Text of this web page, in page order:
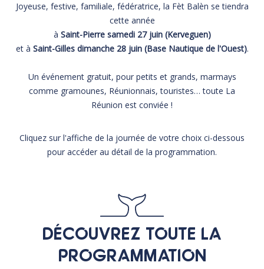
Joyeuse, festive, familiale, fédératrice, la Fèt Balèn se tiendra
cette année
à Saint-Pierre samedi 27 juin (Kerveguen)
et à Saint-Gilles dimanche 28 juin (Base Nautique de l'Ouest).
Un événement gratuit, pour petits et grands, marmays
comme gramounes, Réunionnais, touristes… toute La
Réunion est conviée !
Cliquez sur l'affiche de la journée de votre choix ci-dessous
pour accéder au détail de la programmation.
DÉCOUVREZ TOUTE LA
PROGRAMMATION